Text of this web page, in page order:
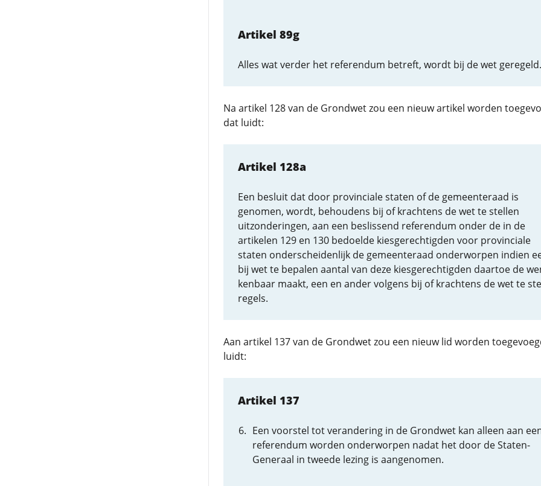
Artikel 89g
Alles wat verder het referendum betreft, wordt bij de wet geregeld.
Na artikel 128 van de Grondwet zou een nieuw artikel worden
dat luidt:
Artikel 128a
Een besluit dat door provinciale staten of de gemeenteraad is
genomen, wordt, behoudens bij of krachtens de wet te stellen
uitzonderingen, aan een beslissend referendum onder de in de
artikelen 129 en 130 bedoelde kiesgerechtigden voor provinciale
staten onderscheidenlijk de gemeenteraad onderworpen indien
bij wet te bepalen aantal van deze kiesgerechtigden daartoe de
kenbaar maakt, een en ander volgens bij of krachtens de wet te
regels.
Aan artikel 137 van de Grondwet zou een nieuw lid worden
luidt:
Artikel 137
Een voorstel tot verandering in de Grondwet kan alleen aan
referendum worden onderworpen nadat het door de Staten-
Generaal in tweede lezing is aangenomen.